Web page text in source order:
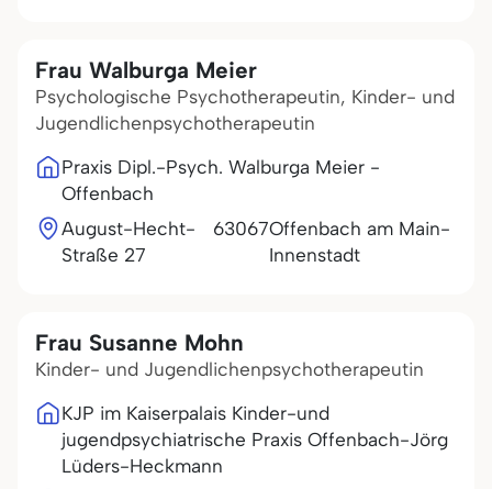
Frau Walburga Meier
Psychologische Psychotherapeutin, Kinder- und
Jugendlichenpsychotherapeutin
Praxis Dipl.-Psych. Walburga Meier -
Offenbach
August-Hecht-
Straße 27
63067Offenbach am Main-
Innenstadt
Frau Susanne Mohn
Kinder- und Jugendlichenpsychotherapeutin
KJP im Kaiserpalais Kinder-und
jugendpsychiatrische Praxis Offenbach-Jörg
Lüders-Heckmann